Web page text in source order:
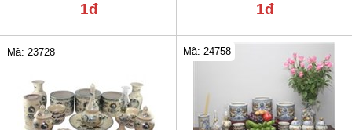
1đ 1đ
Mã: 23728 Mã: 24758